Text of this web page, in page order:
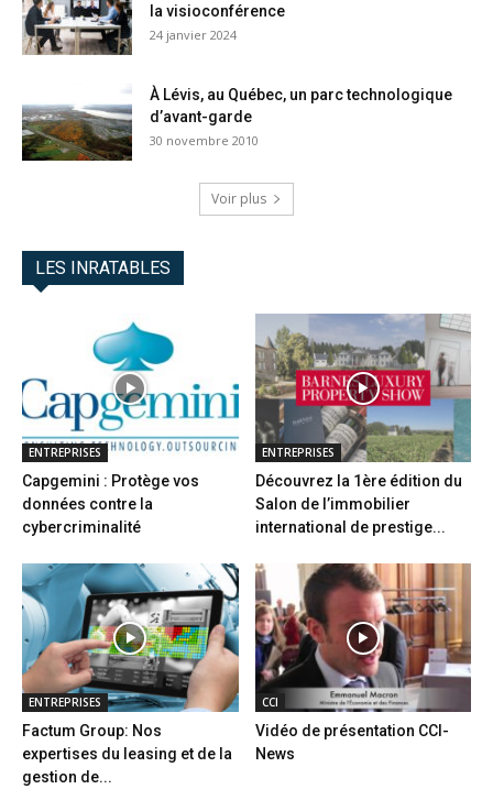
la visioconférence
24 janvier 2024
À Lévis, au Québec, un parc technologique
d’avant-garde
30 novembre 2010
Voir plus
LES INRATABLES
ENTREPRISES
Capgemini : Protège vos
données contre la
cybercriminalité
ENTREPRISES
Découvrez la 1ère édition du
Salon de l’immobilier
international de prestige...
ENTREPRISES
Factum Group: Nos
expertises du leasing et de la
gestion de...
CCI
Vidéo de présentation CCI-
News